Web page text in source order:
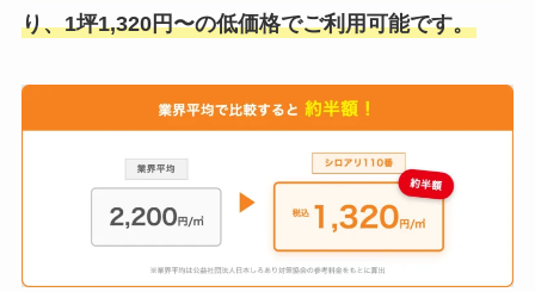
り、1坪1,320円〜の低価格でご利用可能です。